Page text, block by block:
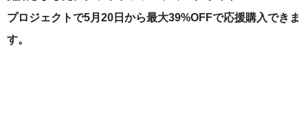
プロジェクトで5月20日から最大39%OFFで応援購入できま
す。